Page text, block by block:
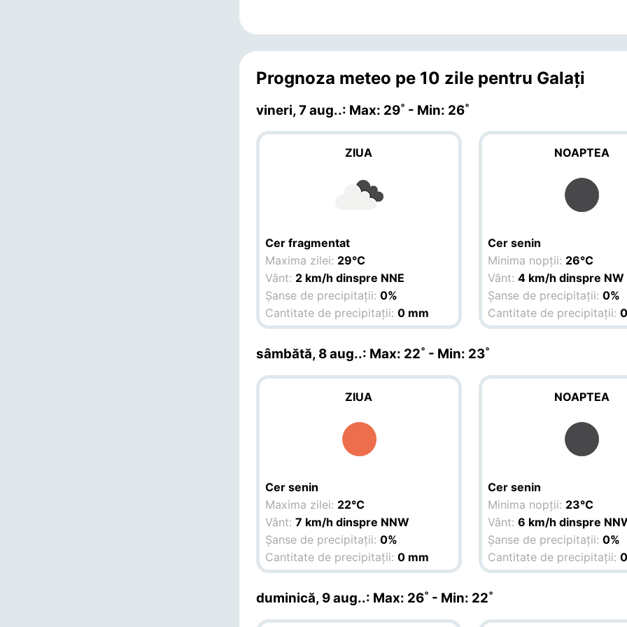
Prognoza meteo pe 10 zile pentru Galaţi
vineri, 7 aug..: Max: 29˚ - Min: 26˚
ZIUA
Cer fragmentat
Maxima zilei: 29°C
Vânt: 2 km/h dinspre NNE
Șanse de precipitații:0%
Cantitate de precipitații:0 mm
NOAPTEA
Cer senin
Minima nopții: 26°C
Vânt:4 km/h dinspre NW
Șanse de precipitații:0%
Cantitate de precipitații:
sâmbătă, 8 aug..: Max: 22˚ - Min: 23˚
ZIUA
Cer senin
Maxima zilei: 22°C
Vânt:7 km/h dinspre NNW
Șanse de precipitații:0%
Cantitate de precipitații:0 mm
NOAPTEA
Cer senin
Minima nopții: 23°C
Vânt:6 km/h dinspre
Șanse de precipitații:0%
Cantitate de precipitații:
duminică, 9 aug..: Max: 26˚ - Min: 22˚